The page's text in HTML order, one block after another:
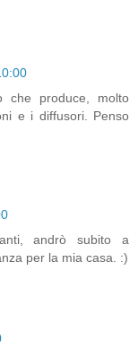
che produce, molto
e i diffusori. Penso
andrò subito a
per la mia casa. :)